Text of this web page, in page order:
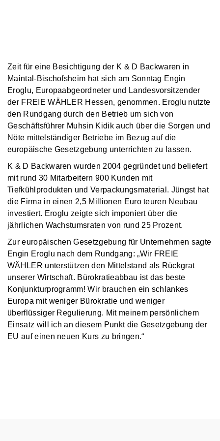
Zeit für eine Besichtigung der K & D Backwaren in
Maintal-Bischofsheim hat sich am Sonntag Engin
Eroglu, Europaabgeordneter und Landesvorsitzender
der FREIE WÄHLER Hessen, genommen. Eroglu nutzte
den Rundgang durch den Betrieb um sich von
Geschäftsführer Muhsin Kidik auch über die Sorgen und
Nöte mittelständiger Betriebe im Bezug auf die
europäische Gesetzgebung unterrichten zu lassen.
K & D Backwaren wurden 2004 gegründet und beliefert
mit rund 30 Mitarbeitern 900 Kunden mit
Tiefkühlprodukten und Verpackungsmaterial. Jüngst hat
die Firma in einen 2,5 Millionen Euro teuren Neubau
investiert. Eroglu zeigte sich imponiert über die
jährlichen Wachstumsraten von rund 25 Prozent.
Zur europäischen Gesetzgebung für Unternehmen sagte
Engin Eroglu nach dem Rundgang: „Wir FREIE
WÄHLER unterstützen den Mittelstand als Rückgrat
unserer Wirtschaft. Bürokratieabbau ist das beste
Konjunkturprogramm! Wir brauchen ein schlankes
Europa mit weniger Bürokratie und weniger
überflüssiger Regulierung. Mit meinem persönlichem
Einsatz will ich an diesem Punkt die Gesetzgebung der
EU auf einen neuen Kurs zu bringen.“